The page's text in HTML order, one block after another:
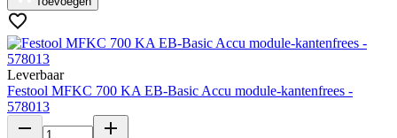
Leverbaar
Festool MFKC 700 KA EB-Basic Accu module-kantenfrees -
578013